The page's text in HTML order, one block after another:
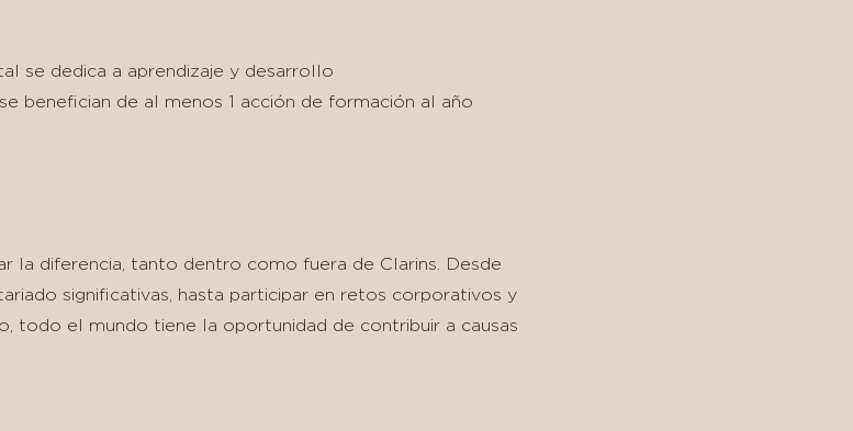
se dedica a aprendizaje y desarrollo
benefician de al menos 1 acción de formación al año
la diferencia, tanto dentro como fuera de Clarins. Desde
significativas, hasta participar en retos corporativos y
todo el mundo tiene la oportunidad de contribuir a causas